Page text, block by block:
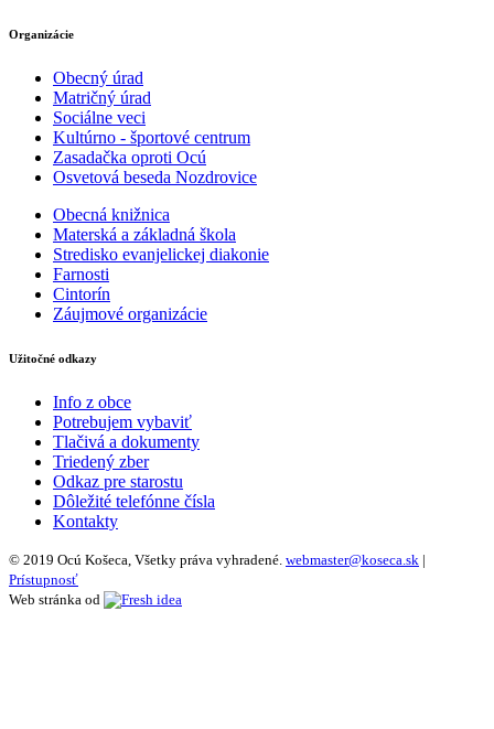
Organizácie
Obecný úrad
Matričný úrad
Sociálne veci
Kultúrno - športové centrum
Zasadačka oproti Ocú
Osvetová beseda Nozdrovice
Obecná knižnica
Materská a základná škola
Stredisko evanjelickej diakonie
Farnosti
Cintorín
Záujmové organizácie
Užitočné odkazy
Info z obce
Potrebujem vybaviť
Tlačivá a dokumenty
Triedený zber
Odkaz pre starostu
Dôležité telefónne čísla
Kontakty
© 2019 Ocú Košeca, Všetky práva vyhradené. webmaster@koseca.sk |
Prístupnosť
Web stránka od